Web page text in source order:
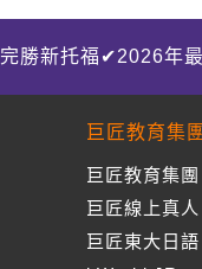
完勝新托福✔2026年
巨匠教育集團
巨匠教育集團
巨匠線上真人
巨匠東大日語